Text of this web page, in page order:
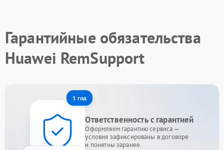
Гарантийные обязательства
Huawei RemSupport
1 год
Ответственность с гарантией
Оформляем гарантию сервиса —
условия зафиксированы в договоре
и понятны заранее.